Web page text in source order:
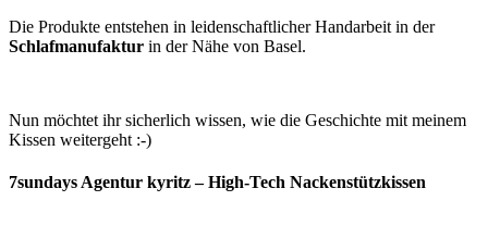
Die Produkte entstehen in leidenschaftlicher Handarbeit in der
Schlafmanufaktur in der Nähe von Basel.
Nun möchtet ihr sicherlich wissen, wie die Geschichte mit meinem
Kissen weitergeht :-)
7sundays Agentur kyritz – High-Tech Nackenstützkissen